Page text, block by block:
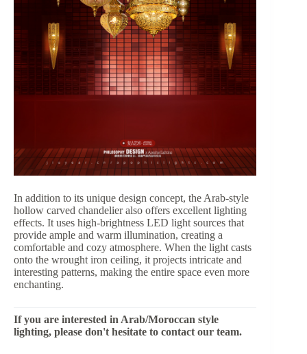
In addition to its unique design concept, the Arab-style
hollow carved chandelier also offers excellent lighting
effects. It uses high-brightness LED light sources that
provide ample and warm illumination, creating a
comfortable and cozy atmosphere. When the light casts
onto the wrought iron ceiling, it projects intricate and
interesting patterns, making the entire space even more
enchanting.
If you are interested in Arab/Moroccan style
lighting, please don't hesitate to contact our team.